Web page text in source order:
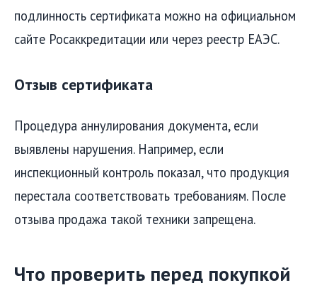
подлинность сертификата можно на официальном
сайте Росаккредитации или через реестр ЕАЭС.
Отзыв сертификата
Процедура аннулирования документа, если
выявлены нарушения. Например, если
инспекционный контроль показал, что продукция
перестала соответствовать требованиям. После
отзыва продажа такой техники запрещена.
Что проверить перед покупкой